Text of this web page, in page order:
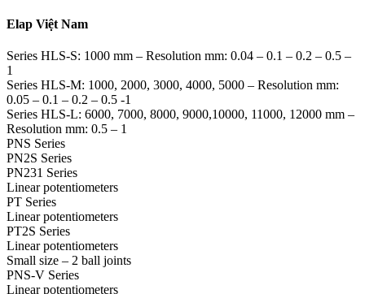
Elap Việt Nam
Series HLS-S: 1000 mm – Resolution mm: 0.04 – 0.1 – 0.2 – 0.5 –
1
Series HLS-M: 1000, 2000, 3000, 4000, 5000 – Resolution mm:
0.05 – 0.1 – 0.2 – 0.5 -1
Series HLS-L: 6000, 7000, 8000, 9000,10000, 11000, 12000 mm –
Resolution mm: 0.5 – 1
PNS Series
PN2S Series
PN231 Series
Linear potentiometers
PT Series
Linear potentiometers
PT2S Series
Linear potentiometers
Small size – 2 ball joints
PNS-V Series
Linear potentiometers